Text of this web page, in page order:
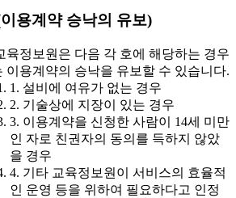
용계약 승낙의 유보)
정보원은 다음 각 호에 해당하는 경우
이용계약의 승낙을 유보할 수 있습니다.
1. 설비에 여유가 없는 경우
2. 기술상에 지장이 있는 경우
3. 이용계약을 신청한 사람이 14세 미만
인 자로 친권자의 동의를 득하지 않았
을 경우
4. 기타 교육정보원이 서비스의 효율적
인 운영 등을 위하여 필요하다고 인정